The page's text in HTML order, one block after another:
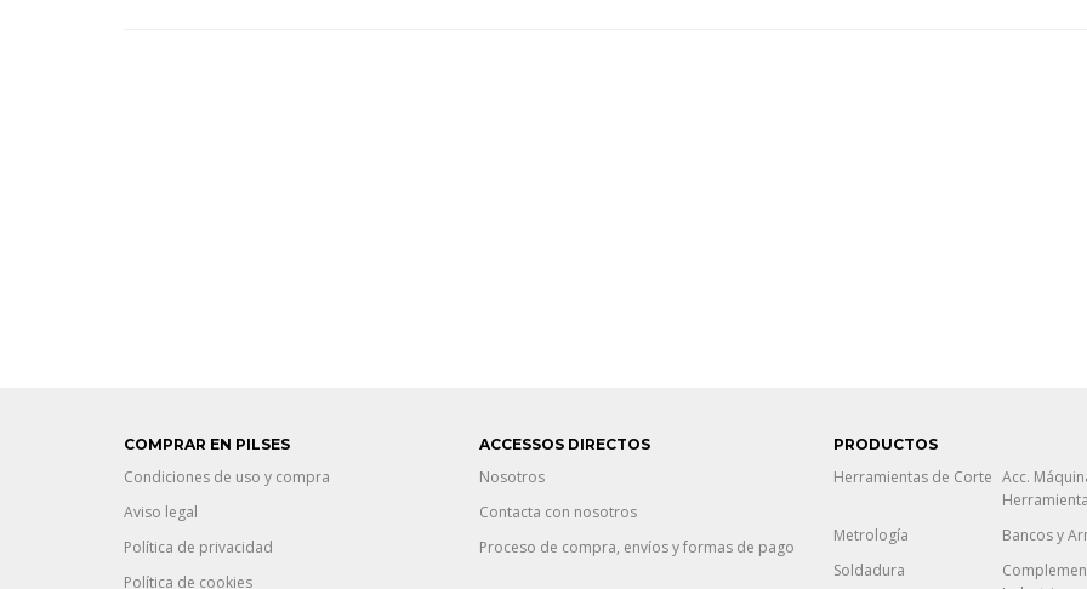
COMPRAR EN PILSES
Condiciones de uso y compra
Aviso legal
Política de privacidad
Política de cookies
ACCESSOS DIRECTOS
Nosotros
Contacta con nosotros
Proceso de compra, envíos y formas de pago
PRODUCTOS
Herramientas de Corte Acc.
Herramienta
Metrología Bancos y
Soldadura